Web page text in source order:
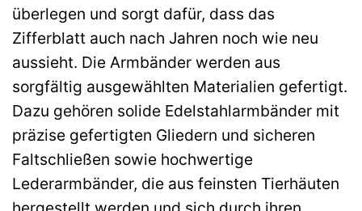
überlegen und sorgt dafür, dass das
Zifferblatt auch nach Jahren noch wie neu
aussieht. Die Armbänder werden aus
sorgfältig ausgewählten Materialien gefertigt.
Dazu gehören solide Edelstahlarmbänder mit
präzise gefertigten Gliedern und sicheren
Faltschließen sowie hochwertige
Lederarmbänder, die aus feinsten Tierhäuten